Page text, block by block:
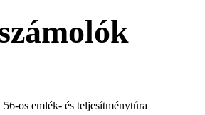
os emlék- és teljesítménytúra